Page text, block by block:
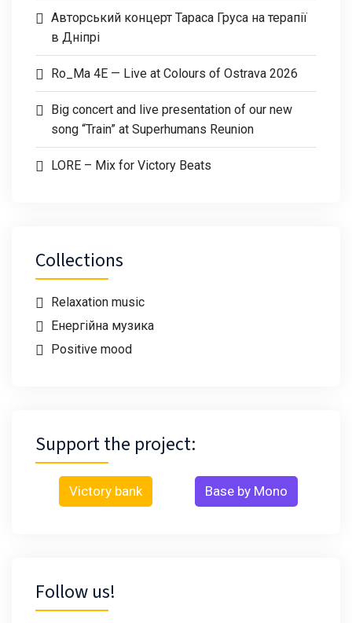
Авторський концерт Тараса Груса на терапії
в Дніпрі
Ro_Ma 4E — Live at Colours of Ostrava 2026
Big concert and live presentation of our new
song “Train” at Superhumans Reunion
LORE – Mix for Victory Beats
Collections
Relaxation music
Енергійна музика
Positive mood
Support the project:
Victory bank Base by Mono
Follow us!